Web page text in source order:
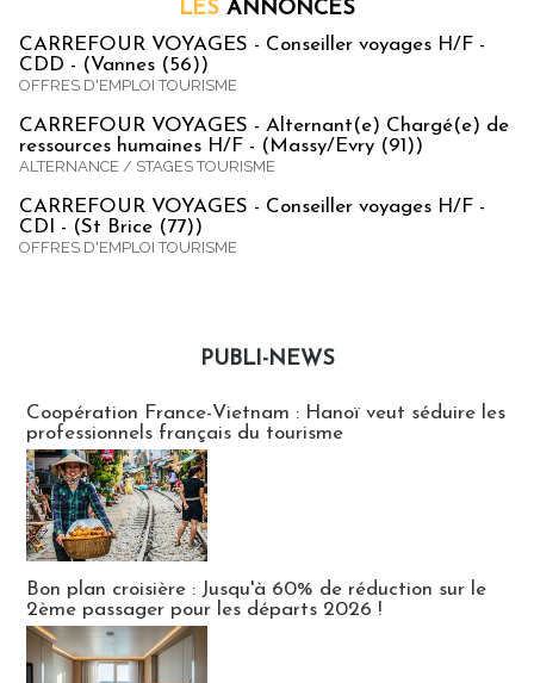
LES ANNONCES
CARREFOUR VOYAGES - Conseiller voyages H/F -
CDD - (Vannes (56))
OFFRES D'EMPLOI TOURISME
CARREFOUR VOYAGES - Alternant(e) Chargé(e) de
ressources humaines H/F - (Massy/Evry (91))
ALTERNANCE / STAGES TOURISME
CARREFOUR VOYAGES - Conseiller voyages H/F -
CDI - (St Brice (77))
OFFRES D'EMPLOI TOURISME
PUBLI-NEWS
Coopération France-Vietnam : Hanoï veut séduire les
professionnels français du tourisme
Bon plan croisière : Jusqu'à 60% de réduction sur le
2ème passager pour les départs 2026 !